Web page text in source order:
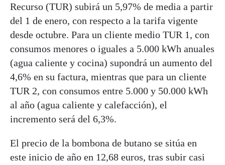
Recurso (TUR) subirá un 5,97% de media a partir
del 1 de enero, con respecto a la tarifa vigente
desde octubre. Para un cliente medio TUR 1, con
consumos menores o iguales a 5.000 kWh anuales
(agua caliente y cocina) supondrá un aumento del
4,6% en su factura, mientras que para un cliente
TUR 2, con consumos entre 5.000 y 50.000 kWh
al año (agua caliente y calefacción), el
incremento será del 6,3%.
El precio de la bombona de butano se sitúa en
este inicio de año en 12,68 euros, tras subir casi